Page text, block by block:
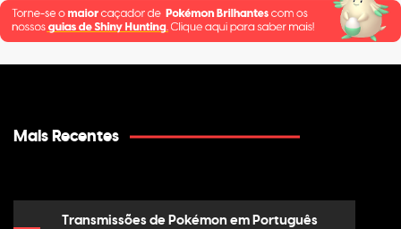
Mais Recentes
Transmissões de Pokémon em Português